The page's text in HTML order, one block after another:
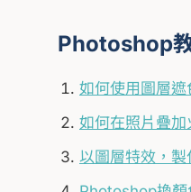
Photoshop
如何使用圖層
如何在照片疊
以圖層特效，